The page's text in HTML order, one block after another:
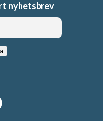
nyhetsbrev